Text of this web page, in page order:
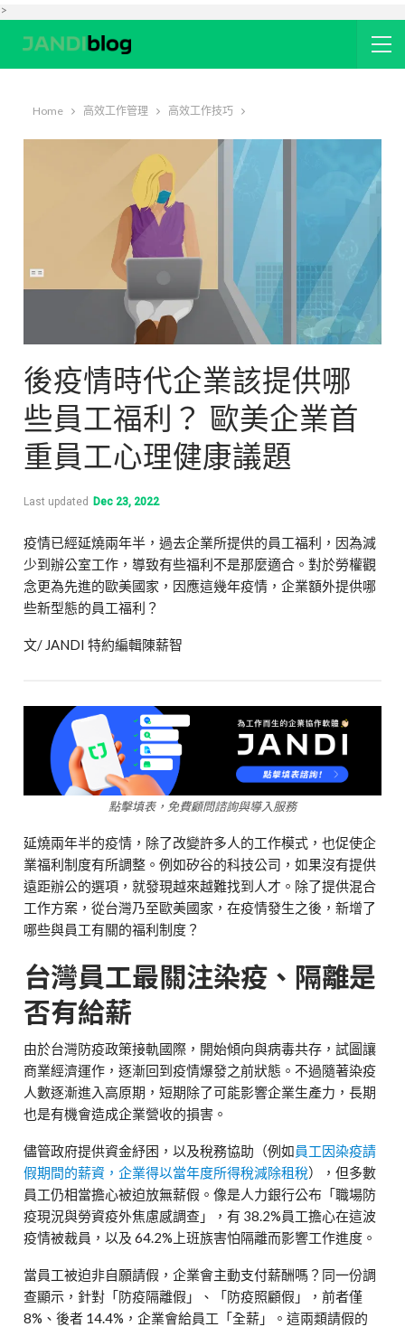
>
Home 高效工作管理 高效工作技巧
後疫情時代企業該提供哪
些員工福利？ 歐美企業首
重員工心理健康議題
Last updated Dec 23, 2022
疫情已經延燒兩年半，過去企業所提供的員工福利，因為減
少到辦公室工作，導致有些福利不是那麼適合。對於勞權觀
念更為先進的歐美國家，因應這幾年疫情，企業額外提供哪
些新型態的員工福利？
文/ JANDI特約編輯陳薪智
點擊填表，免費顧問諮詢與導入服務
延燒兩年半的疫情，除了改變許多人的工作模式，也促使企
業福利制度有所調整。例如矽谷的科技公司，如果沒有提供
遠距辦公的選項，就發現越來越難找到人才。除了提供混合
工作方案，從台灣乃至歐美國家，在疫情發生之後，新增了
哪些與員工有關的福利制度？
台灣員工最關注染疫、隔離是
否有給薪
由於台灣防疫政策接軌國際，開始傾向與病毒共存，試圖讓
商業經濟運作，逐漸回到疫情爆發之前狀態。不過隨著染疫
人數逐漸進入高原期，短期除了可能影響企業生產力，長期
也是有機會造成企業營收的損害。
儘管政府提供資金紓困，以及稅務協助（例如員工因染疫請
假期間的薪資，企業得以當年度所得稅減除租稅），但多數
員工仍相當擔心被迫放無薪假。像是人力銀行公布「職場防
疫現況與勞資疫外焦慮感調查」，有 38.2%員工擔心在這波
疫情被裁員，以及64.2% 上班族害怕隔離而影響工作進度。
當員工被迫非自願請假，企業會主動支付薪酬嗎？同一份調
查顯示，針對「防疫隔離假」、「防疫照顧假」，前者僅
8% 、後者 14.4% ，企業會給員工「全薪」。這兩類請假的